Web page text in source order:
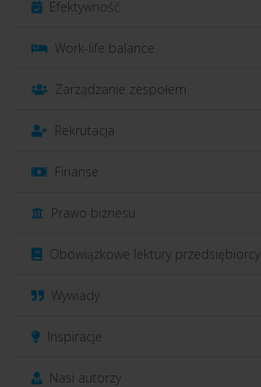
Efektywność
Work-life balance
Zarządzanie zespołem
Rekrutacja
Finanse
Prawo biznesu
Obowiązkowe lektury przedsiębiorcy
Wywiady
Inspiracje
Nasi autorzy